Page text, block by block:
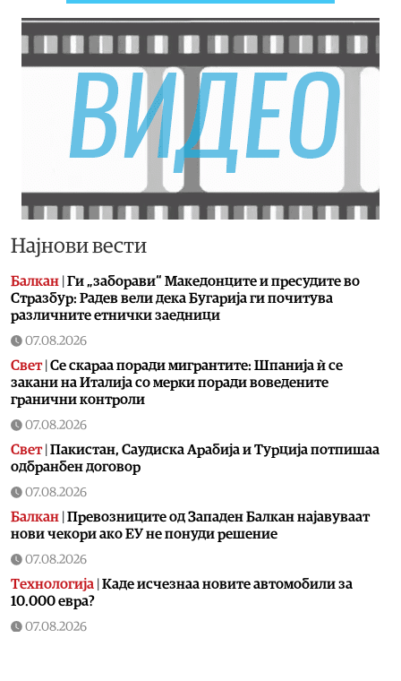
Најнови вести
Балкан Ги „заборави“ Македонците и пресудите во
Стразбур: Радев вели дека Бугарија ги почитува
различните етнички заедници
07.08.2026
Свет| Се скараа поради мигрантите: Шпанија ѝ се
закани на Италија со мерки поради воведените
гранични контроли
07.08.2026
Свет| Пакистан, Саудиска Арабија и Турција потпишаа
одбранбен договор
07.08.2026
Балкан Превозниците од Западен Балкан најавуваат
нови чекори ако ЕУ не понуди решение
07.08.2026
Технологија Kаде исчезнаа новите автомобили за
10.000 евра?
07.08.2026